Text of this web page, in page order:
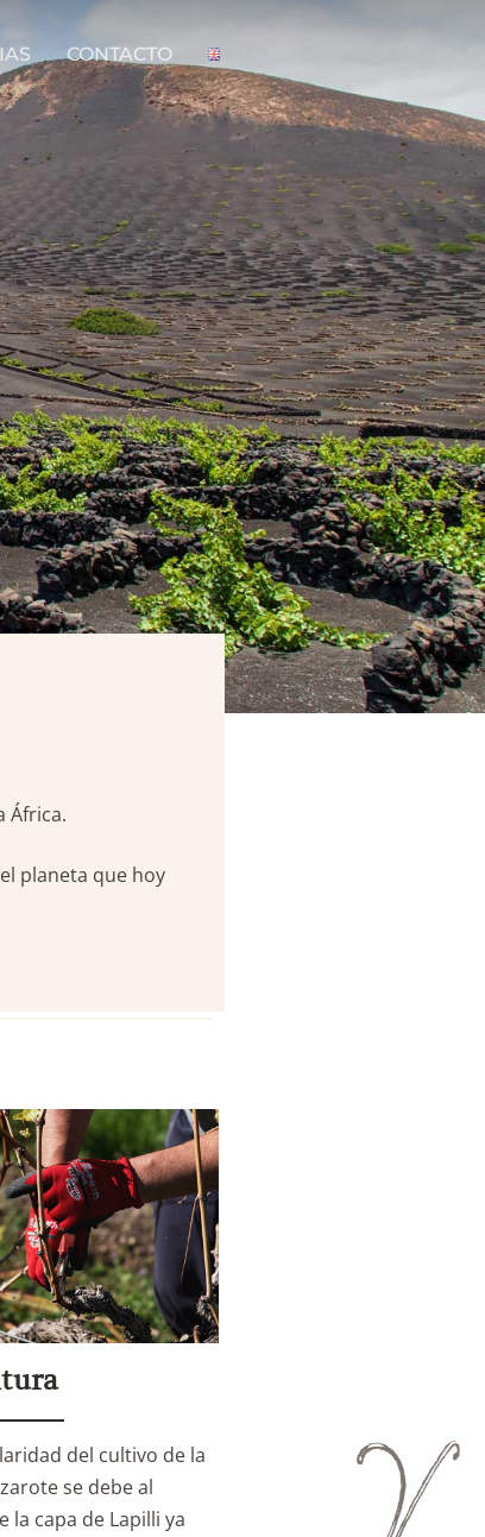
CONTACTO
África.
planeta que hoy
del cultivo de la
se debe al
la capa de Lapilli ya